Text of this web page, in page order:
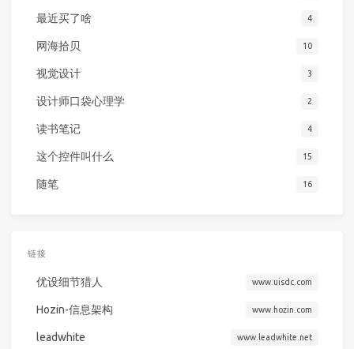
最近买了啥 4
网海拾贝 10
视觉设计 3
设计师口袋心理学 2
读书笔记 4
这个控件叫什么 15
随笔 16
链接
优设细节猎人 www.uisdc.com
Hozin-信息架构 www.hozin.com
leadwhite www.leadwhite.net